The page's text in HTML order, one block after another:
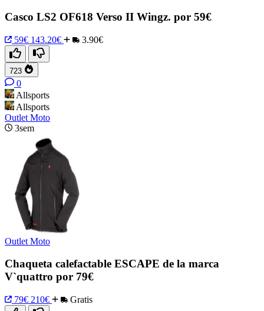
Casco LS2 OF618 Verso II Wingz. por 59€
59€ 143.20€ 3.90€
723
0
Allsports
Allsports
Outlet Moto
3sem
Outlet Moto
Chaqueta calefactable ESCAPE de la marca
V`quattro por 79€
79€ 210€ Gratis